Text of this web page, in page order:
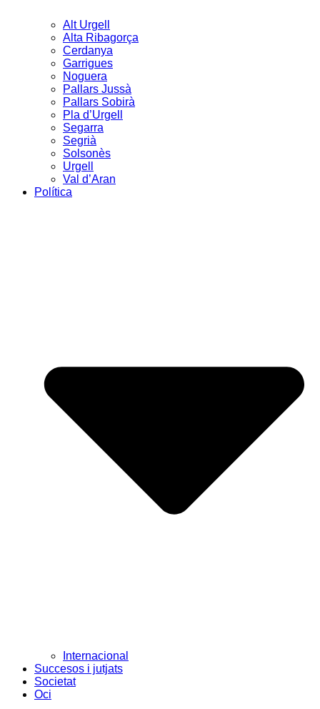
Alt Urgell
Alta Ribagorça
Cerdanya
Garrigues
Noguera
Pallars Jussà
Pallars Sobirà
Pla d’Urgell
Segarra
Segrià
Solsonès
Urgell
Val d’Aran
Política
Internacional
Succesos i jutjats
Societat
Oci